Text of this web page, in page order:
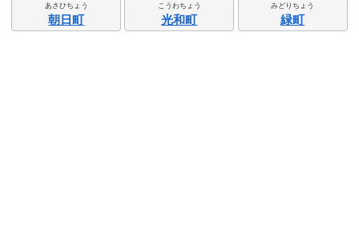
あさひちょう
朝日町
こうわちょう
光和町
みどりちょう
緑町